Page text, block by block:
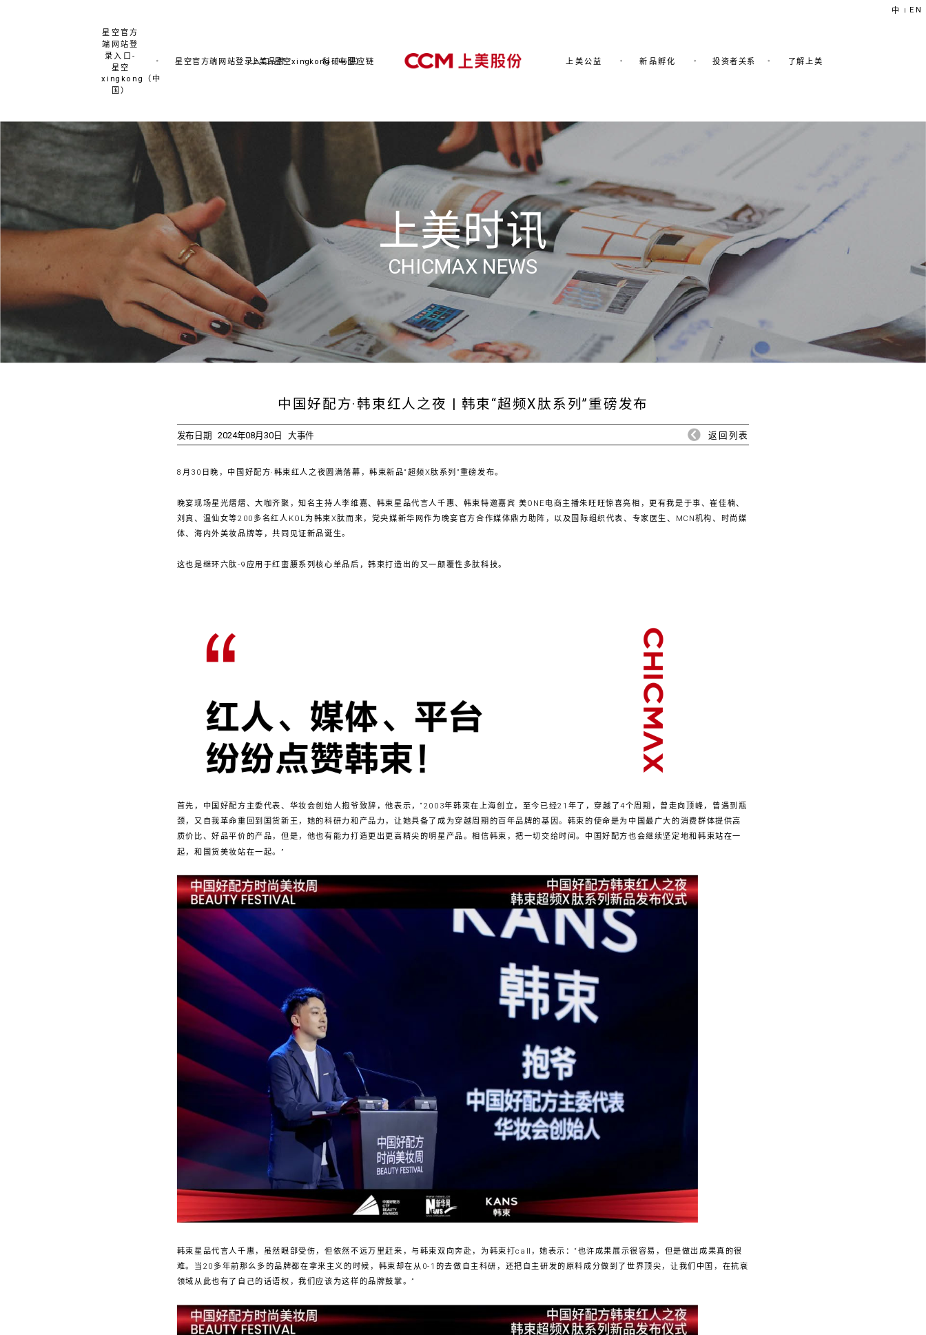
星空官方
端网站登
录入口-
星空
xingkong（中
国）
星空官方端网站登录入口-星空xingkong（中国）
上美品牌 科研与供应链 上美公益 新品孵化 投资者关系 了解上美
中 | EN
上美时讯
CHICMAX NEWS
中国好配方·韩束红人之夜 | 韩束“超频X肽系列”重磅发布
发布日期 2024年08月30日 大事件 返回列表
8月30日晚，中国好配方·韩束红人之夜圆满落幕，韩束新品“超频X肽系列”重磅发布。
晚宴现场星光熠熠、大咖齐聚，知名主持人李维嘉、韩束星品代言人千惠、韩束特邀嘉宾 美ONE电商主播朱旺旺惊喜亮相，更有我是于事、崔佳楠、
刘真、温仙女等200多名红人KOL为韩束X肽而来，党央媒新华网作为晚宴官方合作媒体鼎力助阵，以及国际组织代表、专家医生、MCN机构、时尚媒
体、海内外美妆品牌等，共同见证新品诞生。
这也是继环六肽-9应用于红蛮腰系列核心单品后，韩束打造出的又一颠覆性多肽科技。
首先，中国好配方主委代表、华妆会创始人抱爷致辞，他表示，“2003年韩束在上海创立，至今已经21年了，穿越了4个周期，曾走向顶峰，曾遇到瓶
颈，又自我革命重回到国货新王，她的科研力和产品力，让她具备了成为穿越周期的百年品牌的基因。韩束的使命是为中国最广大的消费群体提供高
质价比、好品平价的产品，但是，他也有能力打造更出更高精尖的明星产品。相信韩束，把一切交给时间。中国好配方也会继续坚定地和韩束站在一
起，和国货美妆站在一起。”
韩束星品代言人千惠，虽然眼部受伤，但依然不远万里赶来，与韩束双向奔赴，为韩束打call，她表示：“也许成果展示很容易，但是做出成果真的很
难。当20多年前那么多的品牌都在拿来主义的时候，韩束却在从0-1的去做自主科研，还把自主研发的原料成分做到了世界顶尖，让我们中国，在抗衰
领域从此也有了自己的话语权，我们应该为这样的品牌鼓掌。”